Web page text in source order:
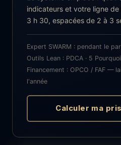
indicateurs et votre ligne
3 h 30, espacées de 2 à 3
Expert SWARM : pendant le
Outils Lean : PDCA · 5
Financement : OPCO / FAF —
l'année
Calculer ma